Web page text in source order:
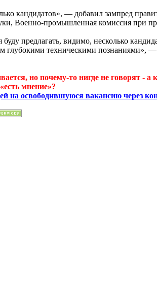
кандидатов», — добавил зампред
, Военно-промышленная комиссия при
предлагать, видимо, несколько
глубокими техническими познаниями»,
но почему-то нигде не говорят -
мнение»?
на освободившуюся вакансию через